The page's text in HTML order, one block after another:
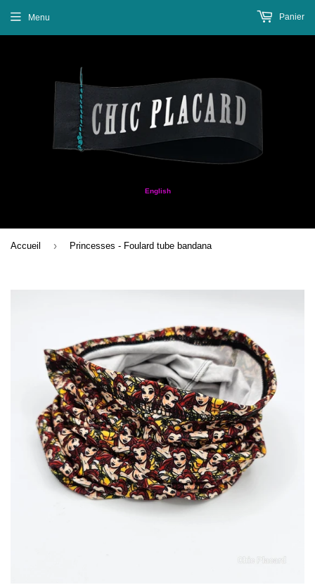
English
Menu Panier
Accueil › Princesses - Foulard tube bandana